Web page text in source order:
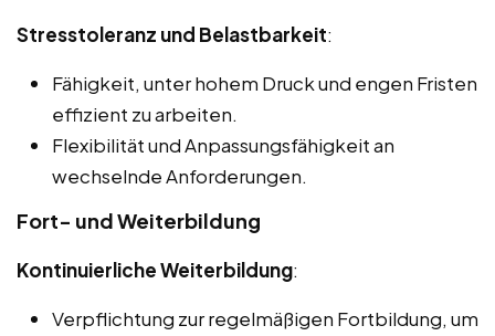
Stresstoleranz und Belastbarkeit:
Fähigkeit, unter hohem Druck und engen Fristen
effizient zu arbeiten.
Flexibilität und Anpassungsfähigkeit an
wechselnde Anforderungen.
Fort- und Weiterbildung
Kontinuierliche Weiterbildung:
Verpflichtung zur regelmäßigen Fortbildung, um